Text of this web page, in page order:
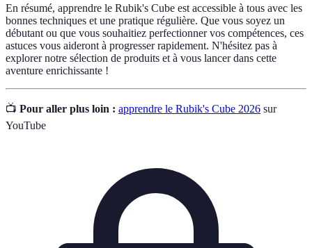
En résumé, apprendre le Rubik's Cube est accessible à tous avec les
bonnes techniques et une pratique régulière. Que vous soyez un
débutant ou que vous souhaitiez perfectionner vos compétences, ces
astuces vous aideront à progresser rapidement. N'hésitez pas à
explorer notre sélection de produits et à vous lancer dans cette
aventure enrichissante !
📺 Pour aller plus loin : apprendre le Rubik's Cube 2026 sur
YouTube